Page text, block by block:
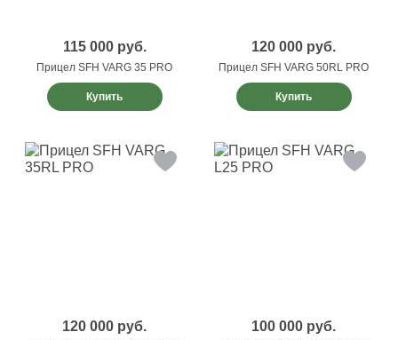
115 000 руб.
Прицел SFH VARG 35 PRO
Купить
120 000 руб.
Прицел SFH VARG 50RL PRO
Купить
120 000 руб. 100 000 руб.